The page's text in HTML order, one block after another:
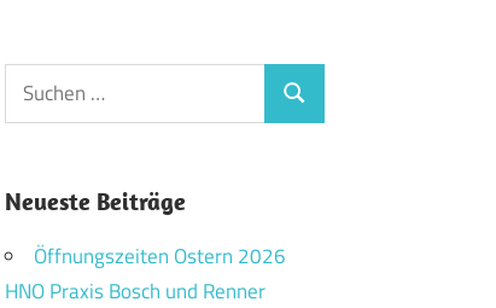
Suchen
nach:
Suchen
Neueste Beiträge
Öffnungszeiten Ostern 2026
HNO Praxis Bosch und Renner